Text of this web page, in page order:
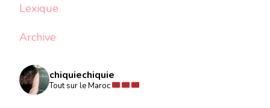
Lexique
Archive
chiquiechiquie
Tout sur le Maroc